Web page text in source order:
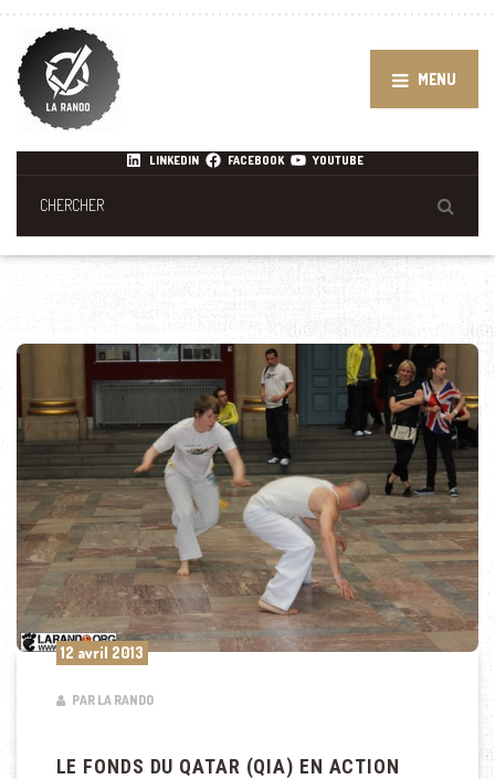
MENU
LINKEDIN FACEBOOK YOUTUBE
12 avril 2013
PAR LA RANDO
LE FONDS DU QATAR (QIA) EN ACTION